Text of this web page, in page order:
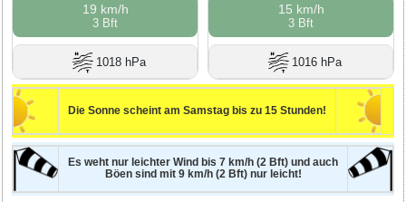
19 km/h
3 Bft
1018 hPa
15 km/h
3 Bft
1016 hPa
Die Sonne scheint am Samstag bis zu 15 Stunden!
Es weht nur leichter Wind bis 7 km/h (2 Bft) und auch
Böen sind mit 9 km/h (2 Bft) nur leicht!